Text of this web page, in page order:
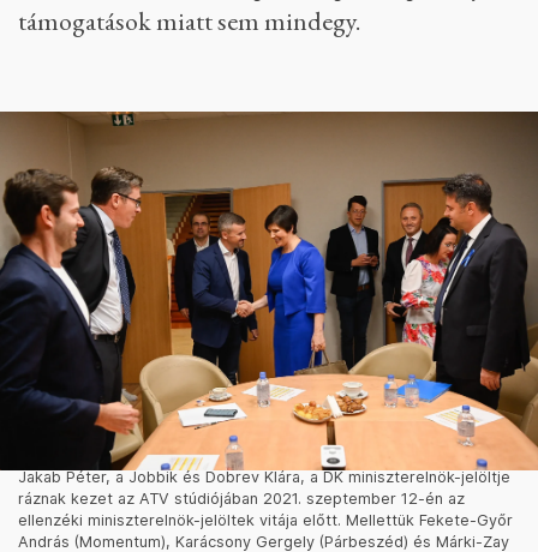
támogatások miatt sem mindegy.
Jakab Péter, a Jobbik és Dobrev Klára, a DK miniszterelnök-jelöltje
ráznak kezet az ATV stúdiójában 2021. szeptember 12-én az
ellenzéki miniszterelnök-jelöltek vitája előtt. Mellettük Fekete-Győr
András (Momentum), Karácsony Gergely (Párbeszéd) és Márki-Zay